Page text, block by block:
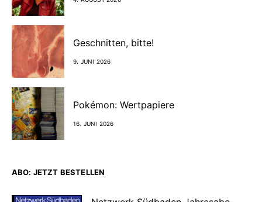
Geschnitten, bitte!
9. JUNI 2026
Pokémon: Wertpapiere
16. JUNI 2026
ABO: JETZT BESTELLEN